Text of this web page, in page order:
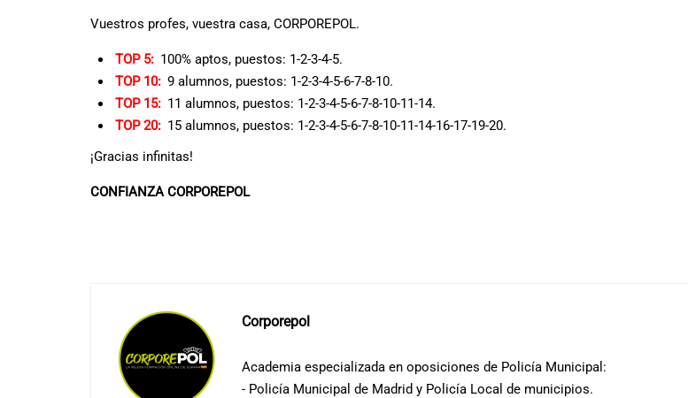
Vuestros profes, vuestra casa, CORPOREPOL.
TOP 5: 100% aptos, puestos: 1-2-3-4-5.
TOP 10: 9 alumnos, puestos: 1-2-3-4-5-6-7-8-10.
TOP 15: 11 alumnos, puestos: 1-2-3-4-5-6-7-8-10-11-14.
TOP 20: 15 alumnos, puestos: 1-2-3-4-5-6-7-8-10-11-14-16-17-19-20.
¡Gracias infinitas!
CONFIANZA CORPOREPOL
Corporepol
Academia especializada en oposiciones de Policía Municipal:
- Policía Municipal de Madrid y Policía Local de municipios.